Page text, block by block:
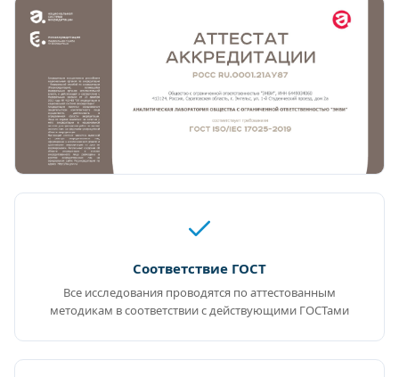
Соответствие ГОСТ
Все исследования проводятся по аттестованным
методикам в соответствии с действующими ГОСТами